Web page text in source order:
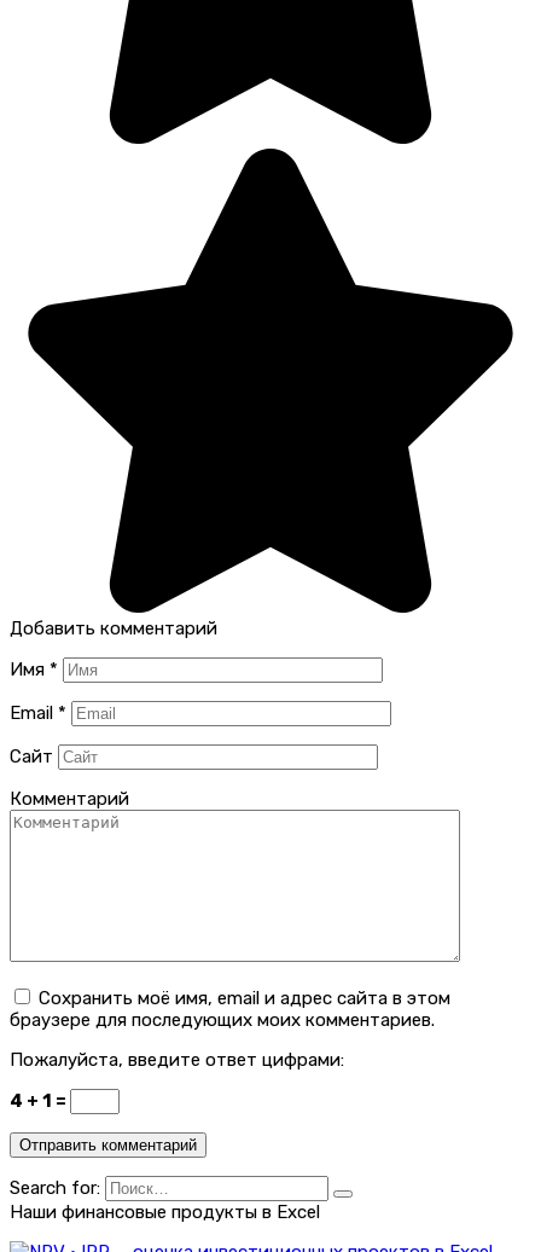
Добавить комментарий
Имя *
Email *
Сайт
Комментарий
Сохранить моё имя, email и адрес сайта в этом
браузере для последующих моих комментариев.
Пожалуйста, введите ответ цифрами:
4 + 1 =
Search for:
Наши финансовые продукты в Excel